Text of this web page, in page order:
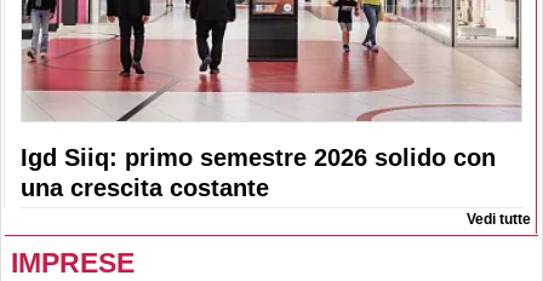
Igd Siiq: primo semestre 2026 solido con
una crescita costante
Vedi tutte
IMPRESE